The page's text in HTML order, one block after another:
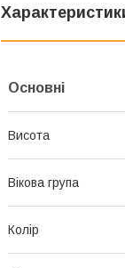
Основні
Висота
Вікова група
Колір